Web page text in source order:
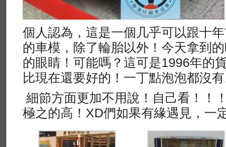
個人認為，這是一個几乎可以跟十
的車模，除了輪胎以外！今天拿到
的眼睛！可能嗎？這可是1996年的
比現在還要好的！一丁點泡泡都沒
細節方面更加不用說！自己看！！
極之的高！XD們如果有緣遇見，一